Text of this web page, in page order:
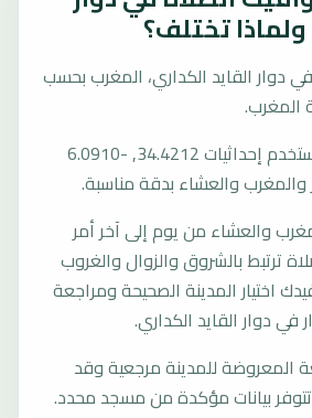
ولماذا تختلف؟
دوار القايد الكداري، المغرب بحسب
المرجع العام للمدينة يستخدم إحداثيات 34.4212, -6.0910
والعشاء بدقة مناسبة.
والعشاء من يوم إلى آخر أمر
ترتبط بالشروق والزوال والغروب
اختيار المدينة الصحيحة ومراجعة
في دوار القايد الكداري.
المعروضة للمدينة مرجعية وقد
تتوفر بيانات مؤكدة من مسجد محدد.